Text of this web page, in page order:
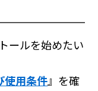
ールを始めたい
使用条件』を確